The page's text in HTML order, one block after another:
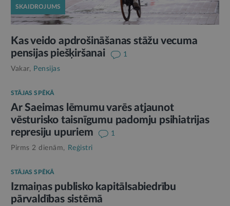
SKAIDROJUMS
Kas veido apdrošināšanas stāžu vecuma
pensijas piešķiršanai
1
Vakar, Pensijas
STĀJAS SPĒKĀ
Ar Saeimas lēmumu varēs atjaunot
vēsturisko taisnīgumu padomju psihiatrijas
represiju upuriem
1
Pirms 2 dienām,
Reģistri
STĀJAS SPĒKĀ
Izmaiņas publisko kapitālsabiedrību
pārvaldības sistēmā